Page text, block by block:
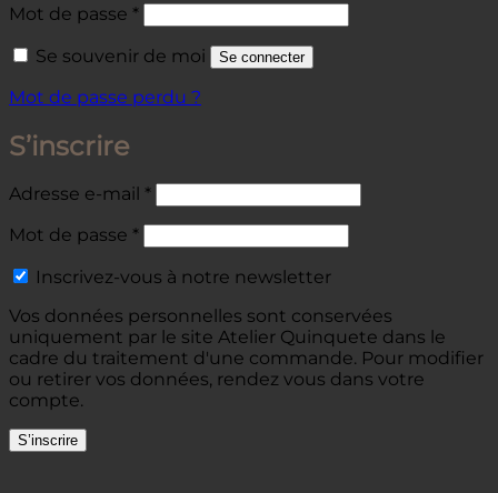
Mot de passe *Obligatoire
Se souvenir de moi Se connecter
Mot de passe perdu ?
S’inscrire
Adresse e-mail *Obligatoire
Mot de passe *Obligatoire
Inscrivez-vous à notre newsletter
Vos données personnelles sont conservées
uniquement par le site Atelier Quinquete dans le
cadre du traitement d'une commande. Pour modifier
ou retirer vos données, rendez vous dans votre
compte.
S’inscrire